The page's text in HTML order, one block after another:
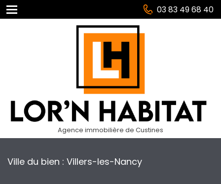
03 83 49 68 40
Agence immobilière de Custines
Ville du bien : Villers-les-Nancy